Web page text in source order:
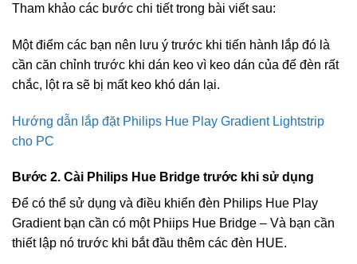
Tham khảo các bước chi tiết trong bài viết sau:
Một điểm các bạn nên lưu ý trước khi tiến hành lắp đó là
cần căn chỉnh trước khi dán keo vì keo dán của đế đèn rất
chắc, lột ra sẽ bị mất keo khó dán lại.
Hướng dẫn lắp đặt Philips Hue Play Gradient Lightstrip
cho PC
Bước 2. Cài Philips Hue Bridge trước khi sử dụng
Để có thể sử dụng và điều khiển đèn Philips Hue Play
Gradient bạn cần có một Phiips Hue Bridge – Và bạn cần
thiết lập nó trước khi bắt đầu thêm các đèn HUE.